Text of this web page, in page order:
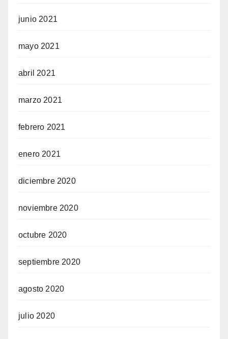
junio 2021
mayo 2021
abril 2021
marzo 2021
febrero 2021
enero 2021
diciembre 2020
noviembre 2020
octubre 2020
septiembre 2020
agosto 2020
julio 2020